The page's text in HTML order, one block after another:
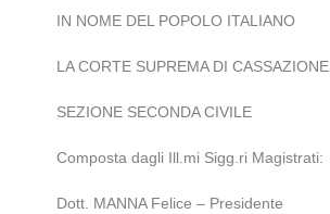
IN NOME DEL POPOLO ITALIANO
LA CORTE SUPREMA DI CASSAZIONE
SEZIONE SECONDA CIVILE
Composta dagli Ill.mi Sigg.ri Magistrati:
Dott. MANNA Felice – Presidente